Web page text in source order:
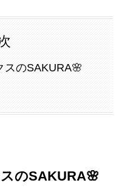
スのSAKURA🌸
のSAKURA🌸